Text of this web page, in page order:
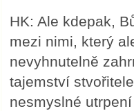
HK: Ale kdepak,
mezi nimi, který
nevyhnutelně
tajemství
nesmyslné